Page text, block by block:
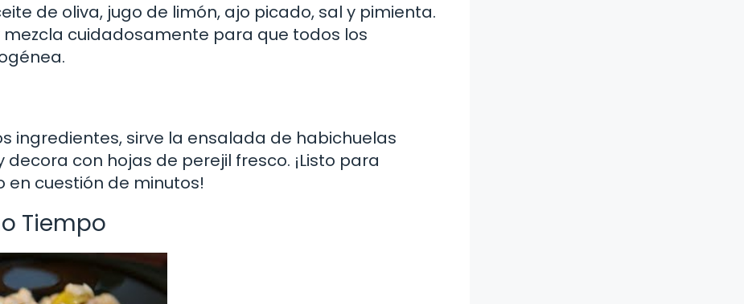
de oliva, jugo de limón, ajo picado, sal y pimienta.
cuidadosamente para que todos los
ingredientes, sirve la ensalada de habichuelas
con hojas de perejil fresco. ¡Listo para
en cuestión de minutos!
Tiempo